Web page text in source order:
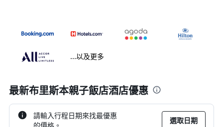
...以及更多
最新布里斯本親子飯店酒店優惠
請輸入行程日期來找最優惠
選取日期